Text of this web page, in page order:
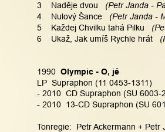
3    Naděje dvou
(Petr Janda -
4    Nulový Šance
(Petr Janda -
5    Každej Chvilku tahá Pilku
6    Ukaž, Jak umíš Rychle hrát
1990 Olympic - O, jé
LP  Supraphon (11 0453-1311)
- 2010  CD Supraphon (SU 6003-
- 2010  13-CD Supraphon (SU
Tonregie:  Petr Ackermann +